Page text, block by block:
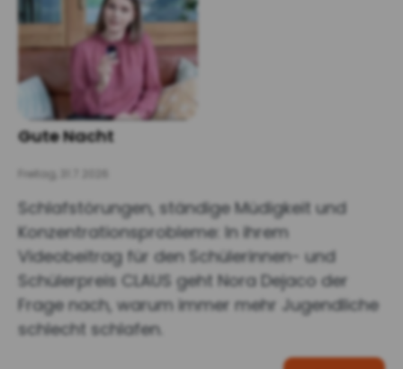
Gute Nacht
Freitag, 31.7.2026
Schlafstörungen, ständige Müdigkeit und
Konzentrationsprobleme: In ihrem
Videobeitrag für den Schülerinnen- und
Schülerpreis CLAUS geht Nora Dejaco der
Frage nach, warum immer mehr Jugendliche
schlecht schlafen.